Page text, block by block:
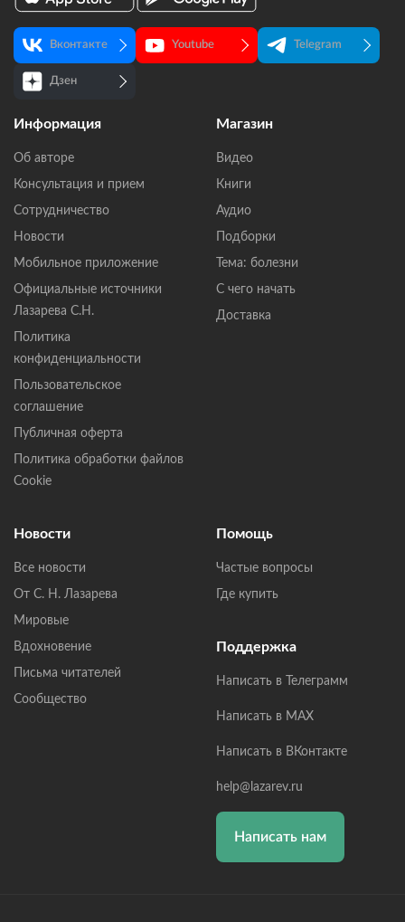
Вконтакте Youtube Telegram
Дзен
Информация
Об авторе
Консультация и прием
Сотрудничество
Новости
Мобильное приложение
Официальные источники
Лазарева С.Н.
Политика
конфиденциальности
Пользовательское
соглашение
Публичная оферта
Политика обработки файлов
Cookie
Магазин
Видео
Книги
Аудио
Подборки
Тема: болезни
С чего начать
Доставка
Новости
Все новости
От С. Н. Лазарева
Мировые
Вдохновение
Письма читателей
Сообщество
Помощь
Частые вопросы
Где купить
Поддержка
Написать в Телеграмм
Написать в MAX
Написать в ВКонтакте
help@lazarev.ru
Написать нам